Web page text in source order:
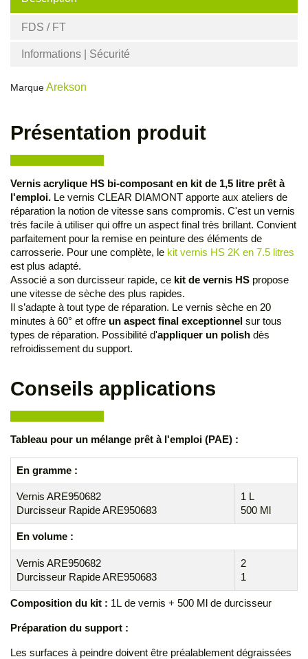
FDS / FT
Informations | Sécurité
MarqueArekson
Présentation produit
Vernis acrylique HS bi-composant en kit de 1,5 litre prêt à
l'emploi. Le vernis CLEAR DIAMONT apporte aux ateliers de
réparation la notion de vitesse sans compromis. C'est un vernis
très facile à utiliser qui offre un aspect final très brillant. Convient
parfaitement pour la remise en peinture des éléments de
carrosserie. Pour une complète, le kit vernis HS 2K en 7.5 litres
est plus adapté.
Associé a son durcisseur rapide, ce kit de vernis HS propose
une vitesse de sèche des plus rapides.
Il s’adapte à tout type de réparation. Le vernis sèche en 20
minutes à 60° et offre un aspect final exceptionnel sur tous
types de réparation. Possibilité d'appliquer un polish dès
refroidissement du support.
Conseils applications
Tableau pour un mélange prêt à l'emploi (PAE) :
En gramme :
Vernis ARE950682
Durcisseur Rapide ARE950683
1 L
500 Ml
En volume :
Vernis ARE950682
Durcisseur Rapide ARE950683
2
1
Composition du kit : 1L de vernis + 500 Ml de durcisseur
Préparation du support :
Les surfaces à peindre doivent être préalablement dégraissées